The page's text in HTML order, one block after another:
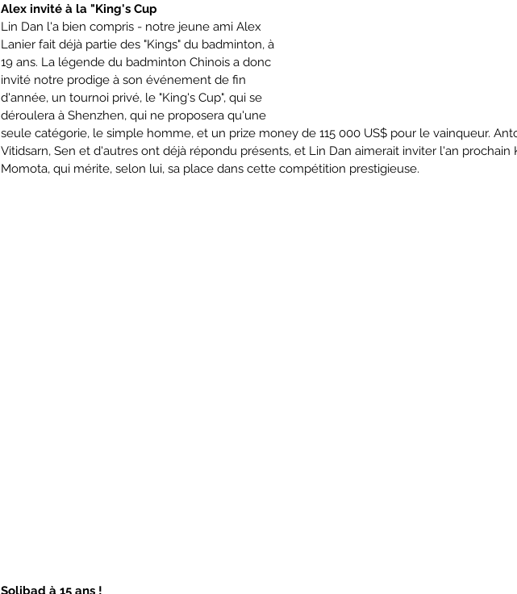
Alex invité à la "King's Cup
Lin Dan l'a bien compris - notre jeune ami Alex
Lanier fait déjà partie des "Kings" du badminton, à
19 ans. La légende du badminton Chinois a donc
invité notre prodige à son événement de fin
d'année, un tournoi privé, le "King's Cup", qui se
déroulera à Shenzhen, qui ne proposera qu'une
seule catégorie, le simple homme, et un prize money de 115 000 US$ pour le vainqueur.
Vitidsarn, Sen et d'autres ont déjà répondu présents, et Lin Dan aimerait inviter l'an prochain
Momota, qui mérite, selon lui, sa place dans cette compétition prestigieuse.
Solibad à 15 ans !